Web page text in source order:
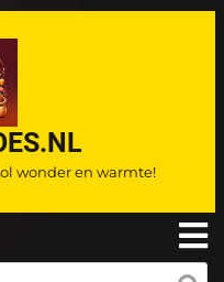
wonder en warmte!